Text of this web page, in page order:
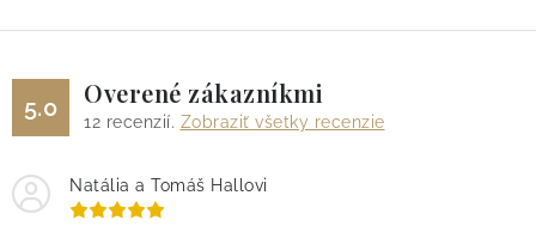
5.0 Overené zákazníkmi
12 recenzií. Zobraziť všetky recenzie
Natália a Tomáš Hallovi